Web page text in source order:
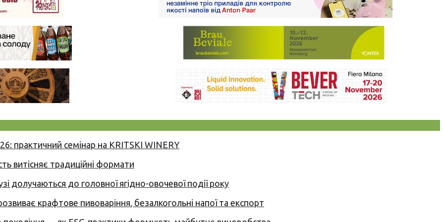
практичний семінар на KRITSKI WINERY
витісняє традиційні формати
долучаються до головної ягідно-овочевої події року
крафтове пивоваріння, безалкогольні напої та експорт